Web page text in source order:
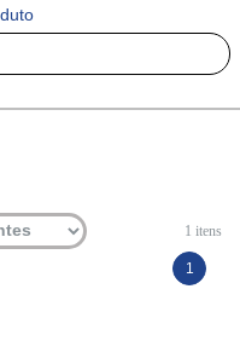
1 itens
1